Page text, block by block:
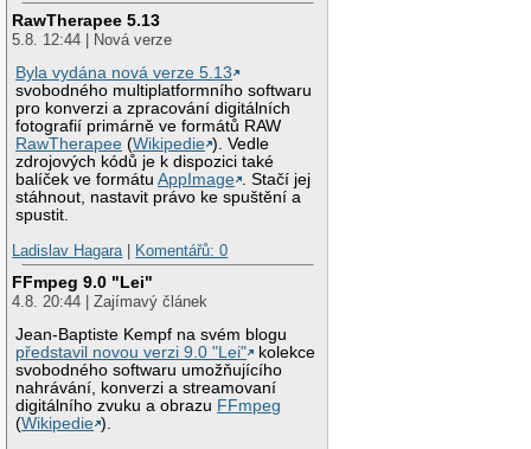
RawTherapee 5.13
5.8. 12:44 | Nová verze
Byla vydána nová verze 5.13
svobodného multiplatformního softwaru
pro konverzi a zpracování digitálních
fotografií primárně ve formátů RAW
RawTherapee (Wikipedie ). Vedle
zdrojových kódů je k dispozici také
balíček ve formátuAppImage . Stačí jej
stáhnout, nastavit právo ke spuštění a
spustit.
Ladislav Hagara| Komentářů: 0
FFmpeg 9.0 "Lei"
4.8. 20:44 | Zajímavý článek
Jean-Baptiste Kempf na svém blogu
představil novou verzi 9.0 "Lei"
kolekce
svobodného softwaru umožňujícího
nahrávání, konverzi a streamovaní
digitálního zvuku a obrazu FFmpeg
(Wikipedie ).